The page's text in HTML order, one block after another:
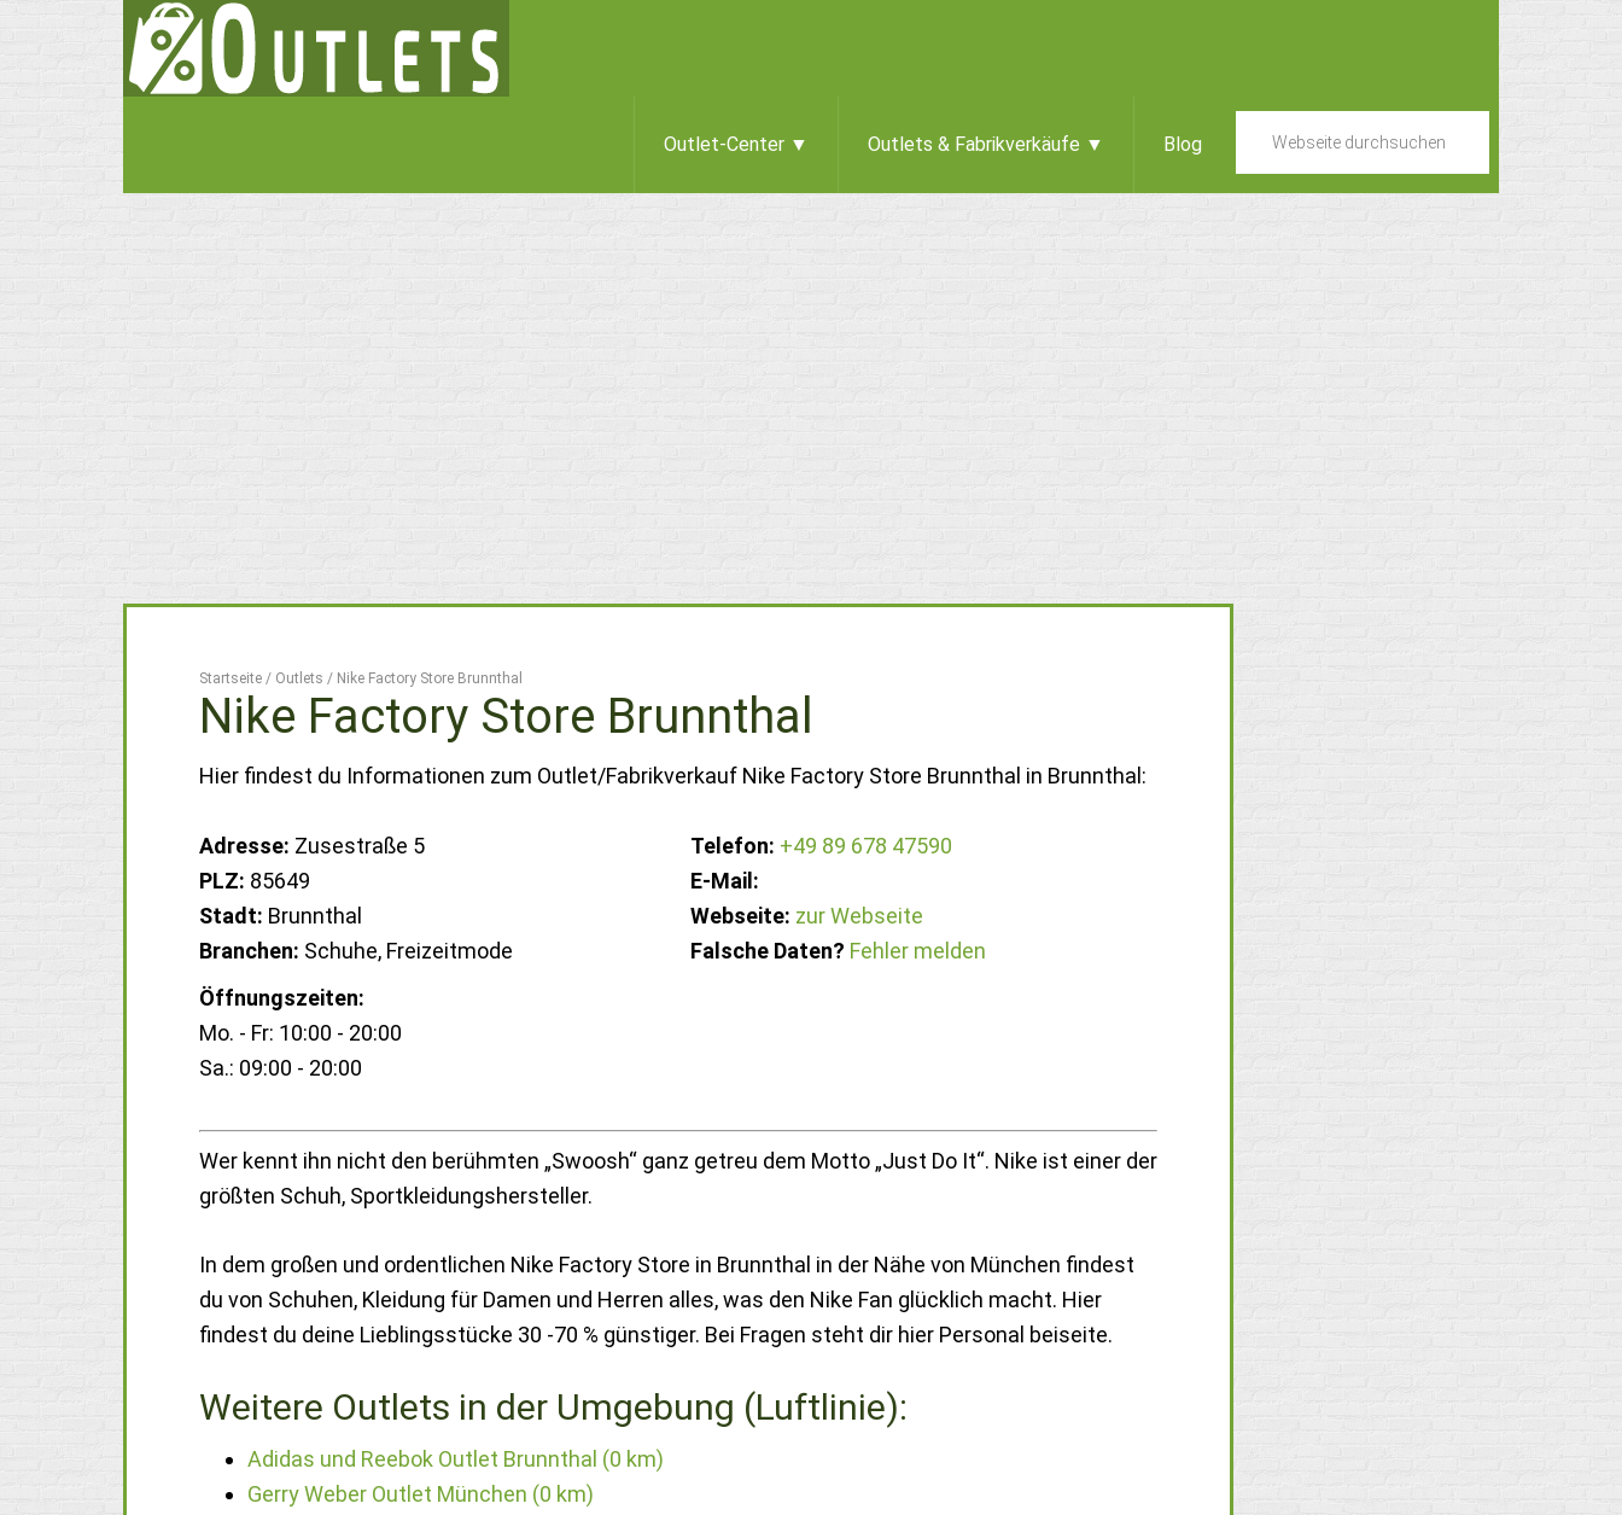
Outlet-Center ▼ Outlets & Fabrikverkäufe ▼ Blog
Startseite / Outlets / Nike Factory Store Brunnthal
Nike Factory Store Brunnthal
Hier findest du Informationen zum Outlet/Fabrikverkauf Nike Factory Store Brunnthal in Brunnthal:
Adresse: Zusestraße 5
PLZ: 85649
Stadt: Brunnthal
Branchen: Schuhe, Freizeitmode
Telefon: +49 89 678 47590
E-Mail:
Webseite: zur Webseite
Falsche Daten? Fehler melden
Öffnungszeiten:
Mo. - Fr: 10:00 - 20:00
Sa.: 09:00 - 20:00
Wer kennt ihn nicht den berühmten „Swoosh“ ganz getreu dem Motto „Just Do It“. Nike ist einer der
größten Schuh, Sportkleidungshersteller.
In dem großen und ordentlichen Nike Factory Store in Brunnthal in der Nähe von München findest
du von Schuhen, Kleidung für Damen und Herren alles, was den Nike Fan glücklich macht. Hier
findest du deine Lieblingsstücke 30 -70 % günstiger. Bei Fragen steht dir hier Personal beiseite.
Weitere Outlets in der Umgebung (Luftlinie):
Adidas und Reebok Outlet Brunnthal (0 km)
Gerry Weber Outlet München (0 km)